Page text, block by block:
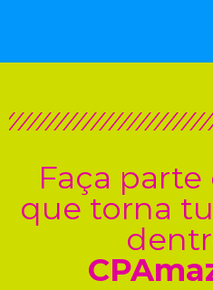
Faça
que torna